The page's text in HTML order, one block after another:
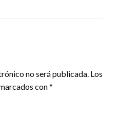
no será publicada. Los
con*